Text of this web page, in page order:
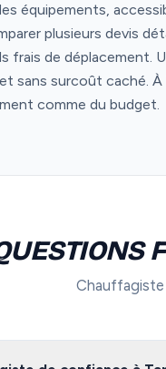
équipements,
plusieurs devis
frais de déplacement.
sans surcoût caché.
comme du budget.
Chauffagiste